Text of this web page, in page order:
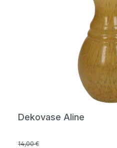
Dekovase Aline
14,00 €